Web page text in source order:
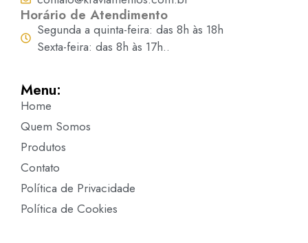
Horário de Atendimento
Segunda a quinta-feira: das 8h às 18h
Sexta-feira: das 8h às 17h..
Menu:
Home
Quem Somos
Produtos
Contato
Política de Privacidade
Política de Cookies